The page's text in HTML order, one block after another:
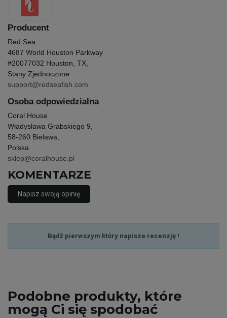
Producent
Red Sea
4687 World Houston Parkway
#20077032 Houston, TX,
Stany Zjednoczone
support@redseafish.com
Osoba odpowiedzialna
Coral House
Władysława Grabskiego 9,
58-260 Bielawa,
Polska
sklep@coralhouse.pl
KOMENTARZE
Napisz swoją opinię
Bądź pierwszym który napisze recenzję !
Podobne produkty, które
mogą Ci się spodobać